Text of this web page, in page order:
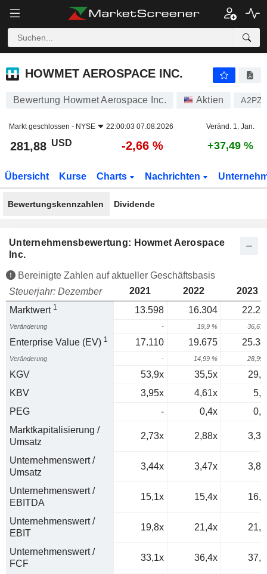
HOWMET AEROSPACE INC.
HOWMET AEROSPACE INC.
Bewertung Howmet Aerospace Inc. Aktien
Markt geschlossen - NYSE 22:00:03 07.08.2026 Veränd. 1. Jan.
281,88 USD -2,66 % +37,49 %
Übersicht Kurse Charts Nachrichten
Bewertungskennzahlen Dividende
Unternehmensbewertung: Howmet Aerospace
Inc.
Bereinigte Zahlen auf aktueller Geschäftsbasis
Steuerjahr: Dezember
2021 2022
2023
Marktwert 1 13.598 16.304
Veränderung - 19,9 % 36,67
Enterprise Value (EV) 1 17.110 19.675
Veränderung - 14,99 % 28,99
KGV 53,9x 35,5x
KBV
3,95x 4,61x
PEG
- 0,4x
Marktkapitalisierung /
Umsatz
2,73x 2,88x
Unternehmenswert /
Umsatz
3,44x 3,47x
Unternehmenswert /
EBITDA
15,1x 15,4x
Unternehmenswert /
EBIT
19,8x 21,4x
Unternehmenswert /
FCF
33,1x 36,4x